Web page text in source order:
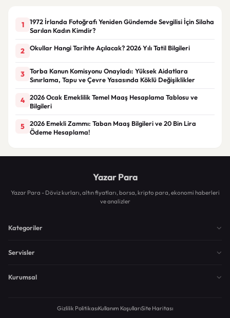
1
1972 İrlanda Fotoğrafı Yeniden Gündemde Sevgilisi İçin Silaha
Sarılan Kadın Kimdir?
2 Okullar Hangi Tarihte Açılacak? 2026 Yılı Tatil Bilgileri
3
Torba Kanun Komisyonu Onayladı: Yüksek Aidatlara
Sınırlama, Tapu ve Çevre Yasasında Köklü Değişiklikler
4
2026 Ocak Emeklilik Temel Maaş Hesaplama Tablosu ve
Bilgileri
5
2026 Emekli Zammı: Taban Maaş Bilgileri ve 20 Bin Lira
Ödeme Hesaplama!
Yazar Para
Yazar Para - Döviz kurları, altın fiyatları, borsa, kripto para, ekonomi haberleri
ve analizler
Kategoriler
Servisler
Kurumsal
Gizlilik PolitikasıKullanım KoşullarıSite Haritası